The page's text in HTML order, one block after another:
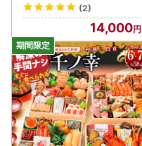
(2)
14,000